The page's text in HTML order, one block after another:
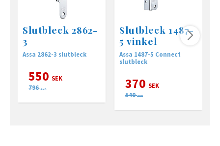
Slutbleck 2862-
3
Assa 2862-3 slutbleck
550 SEK
796 SEK
Slutbleck 1487-
5 vinkel
Assa 1487-5 Connect
slutbleck
370 SEK
540 SEK